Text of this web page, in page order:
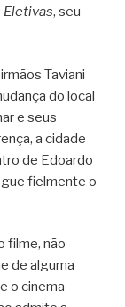
Eletivas, seu
Taviani
do local
e seus
a cidade
de Edoardo
fielmente o
filme, não
de alguma
o cinema